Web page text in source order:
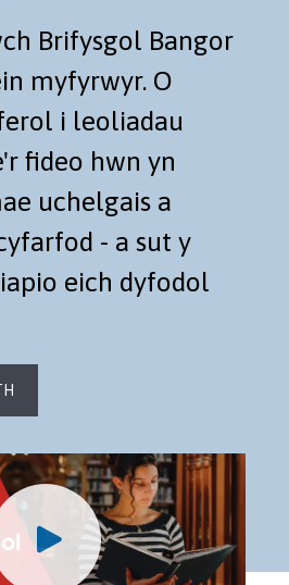
Brifysgol Bangor
myfyrwyr. O
i leoliadau
fideo hwn yn
uchelgais a
- a sut y
eich dyfodol